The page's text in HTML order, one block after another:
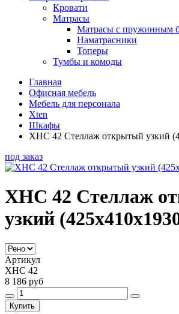
Кровати
Матрасы
Матрасы с пружинным
Наматрасники
Топеры
Тумбы и комоды
Главная
Офисная мебель
Мебель для персонала
Xten
Шкафы
XHC 42 Стеллаж открытый узкий
под заказ
XHC 42 Стеллаж
узкий
Артикул
XHC 42
8 186 руб
Купить